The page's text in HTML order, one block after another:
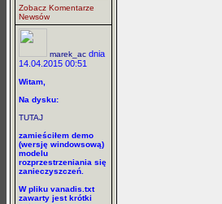
Zobacz Komentarze
Newsów
marek_ac dnia
14.04.2015 00:51
Witam,
Na dysku:
TUTAJ
zamieściłem demo
(wersję windowsową)
modelu
rozprzestrzeniania się
zanieczyszczeń.
W pliku vanadis.txt
zawarty jest krótki